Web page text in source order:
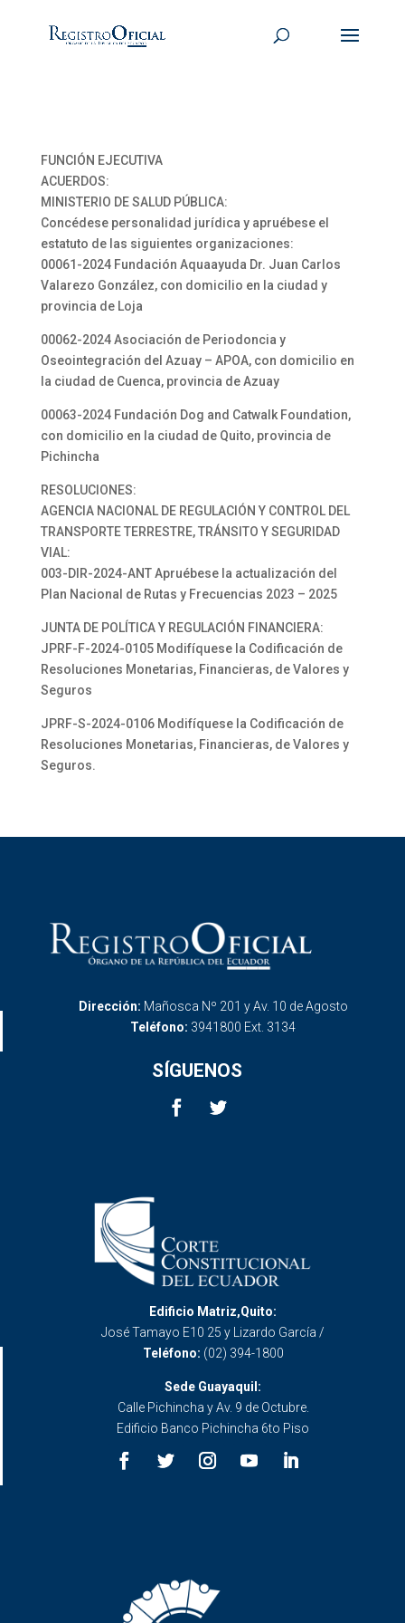
FUNCIÓN EJECUTIVA
ACUERDOS:
MINISTERIO DE SALUD PÚBLICA:
Concédese personalidad jurídica y apruébese el
estatuto de las siguientes organizaciones:
00061-2024 Fundación Aquaayuda Dr. Juan Carlos
Valarezo González, con domicilio en la ciudad y
provincia de Loja
00062-2024 Asociación de Periodoncia y
Oseointegración del Azuay – APOA, con domicilio en
la ciudad de Cuenca, provincia de Azuay
00063-2024 Fundación Dog and Catwalk Foundation,
con domicilio en la ciudad de Quito, provincia de
Pichincha
RESOLUCIONES:
AGENCIA NACIONAL DE REGULACIÓN Y CONTROL DEL
TRANSPORTE TERRESTRE, TRÁNSITO Y SEGURIDAD
VIAL:
003-DIR-2024-ANT Apruébese la actualización del
Plan Nacional de Rutas y Frecuencias 2023 – 2025
JUNTA DE POLÍTICA Y REGULACIÓN FINANCIERA:
JPRF-F-2024-0105 Modifíquese la Codificación de
Resoluciones Monetarias, Financieras, de Valores y
Seguros
JPRF-S-2024-0106 Modifíquese la Codificación de
Resoluciones Monetarias, Financieras, de Valores y
Seguros.
Dirección: Mañosca Nº 201 y Av. 10 de Agosto
Teléfono: 3941800 Ext. 3134
SÍGUENOS
Edificio Matriz,Quito:
José Tamayo E10 25 y Lizardo García /
Teléfono: (02) 394-1800
Sede Guayaquil:
Calle Pichincha y Av. 9 de Octubre.
Edificio Banco Pichincha 6to Piso